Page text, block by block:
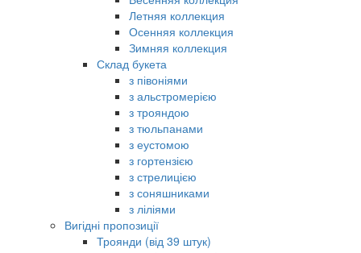
Летняя коллекция
Осенняя коллекция
Зимняя коллекция
Склад букета
з півоніями
з альстромерією
з трояндою
з тюльпанами
з еустомою
з гортензією
з стрелицією
з соняшниками
з ліліями
Вигідні пропозиції
Троянди (від 39 штук)